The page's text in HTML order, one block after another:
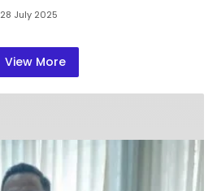
28 July 2025
View More